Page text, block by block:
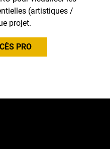
(artistiques /
projet.
PRO